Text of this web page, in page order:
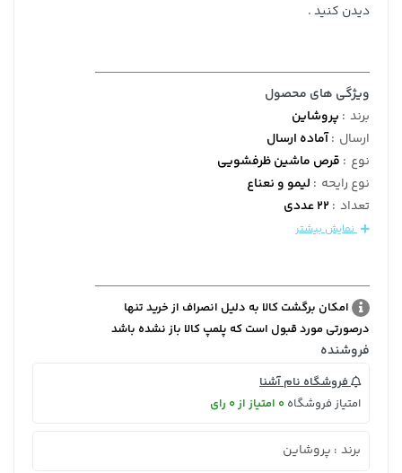
دیدن کنید .
ویژگی های محصول
برند : پروشاین
ارسال :آماده ارسال
نوع : قرص ماشین ظرفشویی
نوع رایحه : لیمو و نعناع
تعداد :22 عددی
نمایش بیشتر
امکان برگشت کالا به دلیل انصراف از خرید تنها
درصورتی مورد قبول است که پلمپ کالا باز نشده باشد
فروشنده
فروشگاه نام آشنا
امتیاز فروشگاه 0 امتیاز از 0 رای
برند : پروشاین